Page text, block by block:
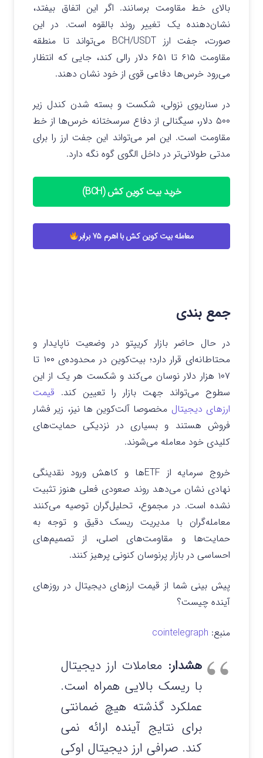
بالای خط مقاومت برسانند. اگر این اتفاق بیفتد،
نشان‌دهنده یک تغییر روند بالقوه است. در این
صورت، جفت ارز BCH/USDT می‌تواند تا منطقه
مقاومت ۶۱۵ تا ۶۵۱ دلار رالی کند، جایی که انتظار
می‌رود خرس‌ها دفاعی قوی از خود نشان دهند.
در سناریوی نزولی، شکست و بسته شدن کندل زیر
۵۰۰ دلار، سیگنالی از دفاع سرسختانه خرس‌ها از خط
مقاومت است. این امر می‌تواند این جفت ارز را برای
مدتی طولانی‌تر در داخل الگوی گوه نگه دارد.
خرید بیت کوین کش (BCH)
معامله بیت کوین کش با اهرم ۷۵ برابر
جمع بندی
در حال حاضر بازار کریپتو در وضعیت ناپایدار و
محتاطانه‌ای قرار دارد؛ بیت‌کوین در محدوده‌ی ۱۰۰ تا
۱۰۷ هزار دلار نوسان می‌کند و شکست هر یک از این
سطوح می‌تواند جهت بازار را تعیین کند. قیمت
ارزهای دیجیتال مخصوصا آلت‌کوین‌ ها نیز، زیر فشار
فروش هستند و بسیاری در نزدیکی حمایت‌های
کلیدی خود معامله می‌شوند.
خروج سرمایه از ETFها و کاهش ورود نقدینگی
نهادی نشان می‌دهد روند صعودی فعلی هنوز تثبیت
نشده است. در مجموع، تحلیل‌گران توصیه می‌کنند
معامله‌گران با مدیریت ریسک دقیق و توجه به
حمایت‌ها و مقاومت‌های اصلی، از تصمیم‌های
احساسی در بازار پرنوسان کنونی پرهیز کنند.
پیش بینی شما از قیمت ارزهای دیجیتال در روزهای
آینده چیست؟
منبع: cointelegraph
هشدار: معاملات ارز دیجیتال
با ریسک بالایی همراه است.
عملکرد گذشته هیچ ضمانتی
برای نتایج آینده ارائه نمی‌
کند. صرافی ارز دیجیتال اوکی